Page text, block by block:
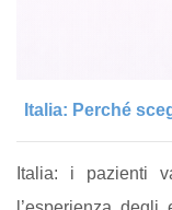
Italia: Perché
Italia: i pazienti